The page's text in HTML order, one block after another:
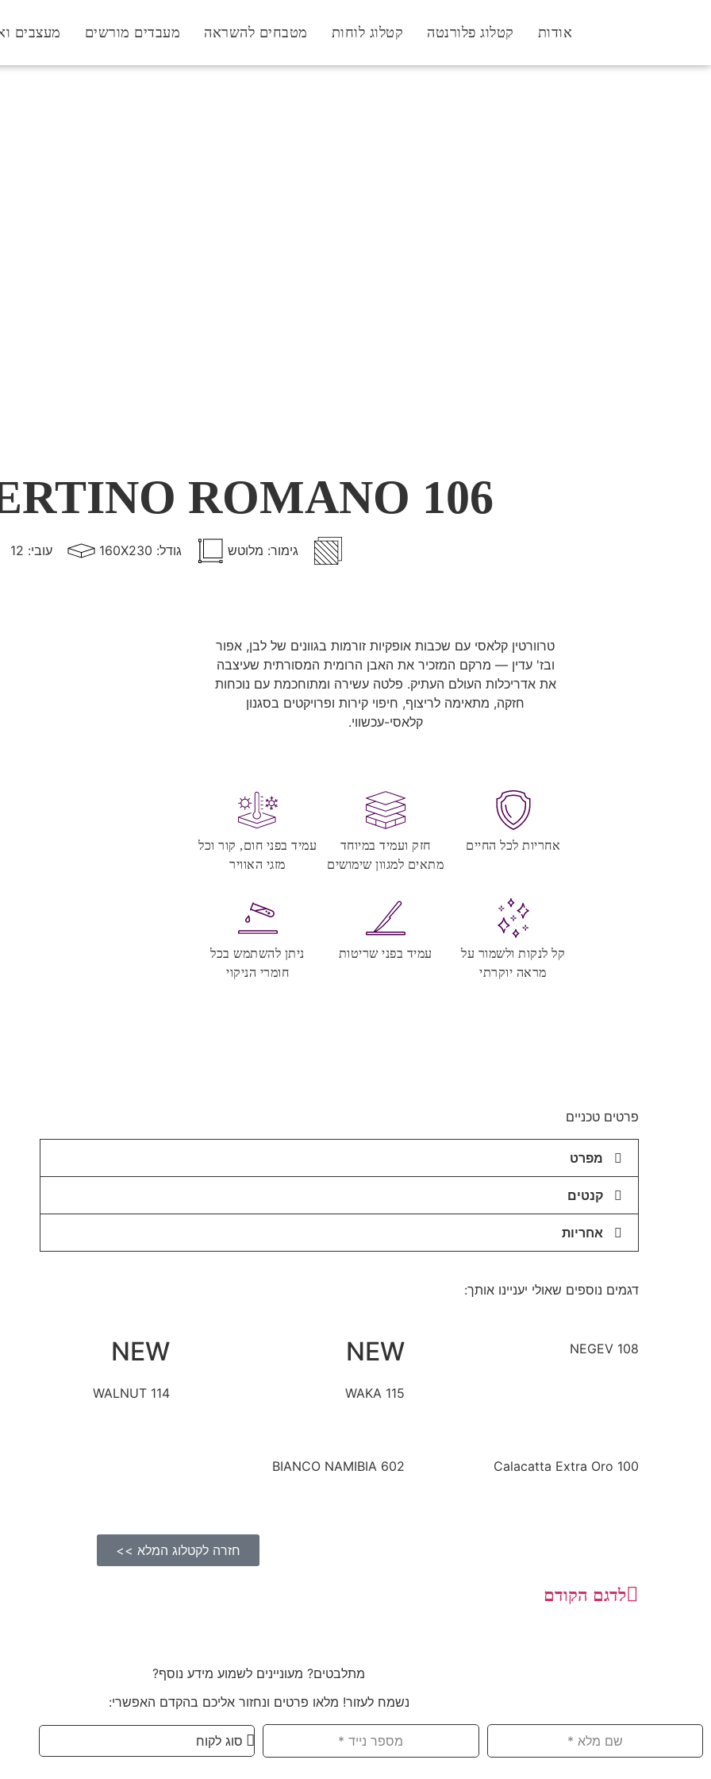
אודות קטלוג פלורנטה קטלוג לוחות מטבחים להשראה מעבדים מורשים מעצבים
ROMANO 106
גימור: מלוטש גודל: 160X230 עובי: 12
טרוורטין קלאסי עם שכבות אופקיות זורמות בגוונים של לבן, אפור
ובז' עדין — מרקם המזכיר את האבן הרומית המסורתית שעיצבה
את אדריכלות העולם העתיק. פלטה עשירה ומתוחכמת עם נוכחות
חזקה, מתאימה לריצוף, חיפוי קירות ופרויקטים בסגנון
קלאסי-עכשווי.
אחריות לכל החיים
חזק ועמיד במיוחד
מתאים למגוון שימושים
עמיד בפני חום, קור וכל
מזגי האוויר
קל לנקות ולשמור על
מראה יוקרתי
עמיד בפני שריטות
ניתן להשתמש בכל
חומרי הניקוי
פרטים טכניים
מפרט
קנטים
אחריות
דגמים נוספים שאולי יעניינו אותך:
NEGEV 108
NEW
WAKA 115
NEW
WALNUT 114
Calacatta Extra Oro 100
BIANCO NAMIBIA 602
חזרה לקטלוג המלא >>
לדגם הקודם
מתלבטים? מעוניינים לשמוע מידע נוסף?
נשמח לעזור! מלאו פרטים ונחזור אליכם בהקדם האפשרי: